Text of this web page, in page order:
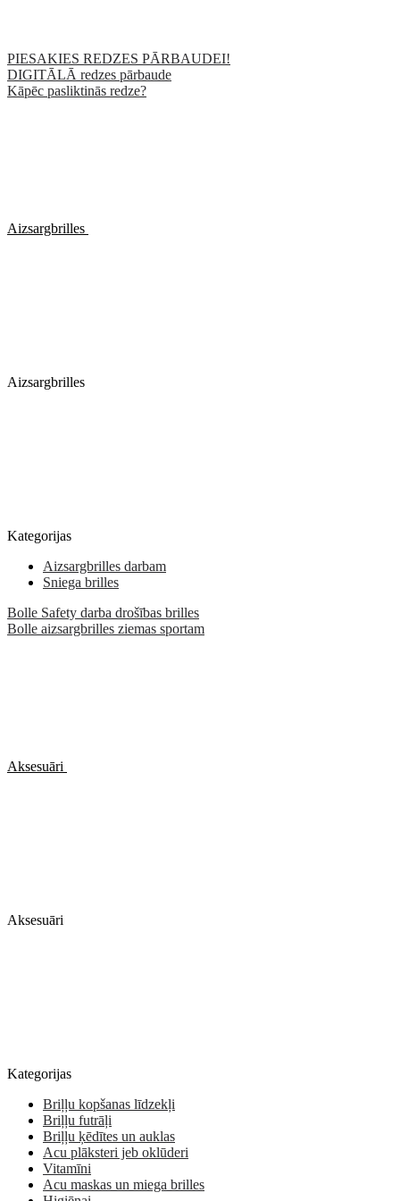
PIESAKIES REDZES PĀRBAUDEI!
DIGITĀLĀ redzes pārbaude
Kāpēc pasliktinās redze?
Aizsargbrilles
Aizsargbrilles
Kategorijas
Aizsargbrilles darbam
Sniega brilles
Bolle Safety darba drošības brilles
Bolle aizsargbrilles ziemas sportam
Aksesuāri
Aksesuāri
Kategorijas
Briļļu kopšanas līdzekļi
Briļļu futrāļi
Briļļu ķēdītes un auklas
Acu plāksteri jeb oklūderi
Vitamīni
Acu maskas un miega brilles